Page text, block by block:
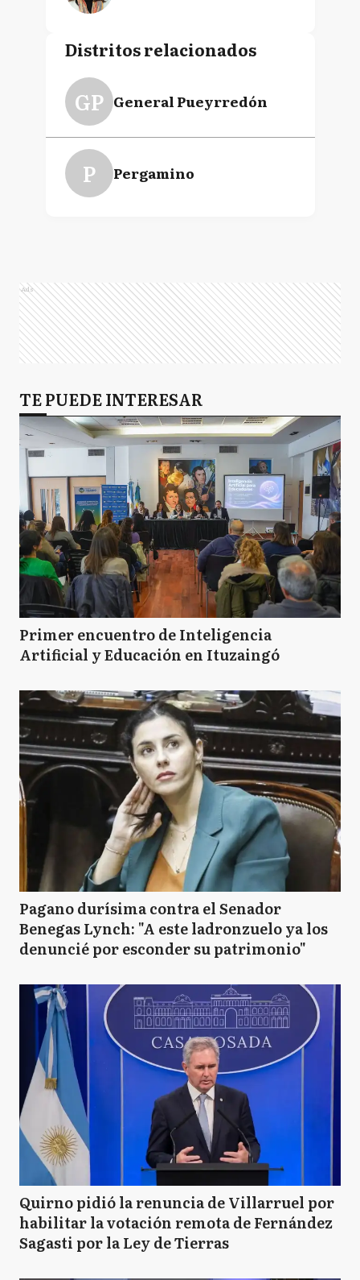
Distritos relacionados
GP General Pueyrredón
P Pergamino
Ads
TE PUEDE INTERESAR
Primer encuentro de Inteligencia
Artificial y Educación en Ituzaingó
Pagano durísima contra el Senador
Benegas Lynch: "A este ladronzuelo ya los
denuncié por esconder su patrimonio"
Quirno pidió la renuncia de Villarruel por
habilitar la votación remota de Fernández
Sagasti por la Ley de Tierras